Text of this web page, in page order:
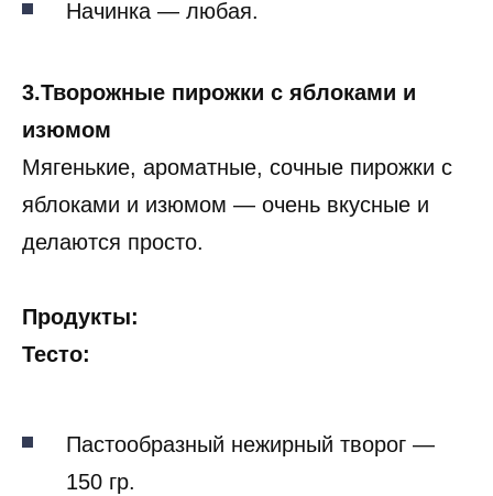
Начинка — любая.
3.Творожные пирожки с яблоками и
изюмом
Мягенькие, ароматные, сочные пирожки с
яблоками и изюмом — очень вкусные и
делаются просто.
Продукты:
Тесто:
Пастообразный нежирный творог —
150 гр.